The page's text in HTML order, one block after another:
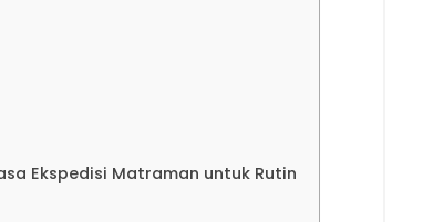
Ekspedisi Matraman untuk Rutin